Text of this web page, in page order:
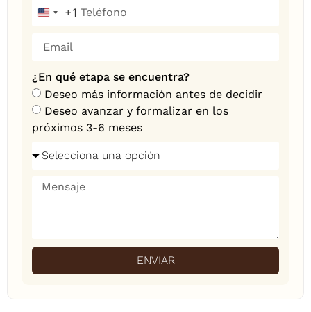
United States +1
+1
¿En qué etapa se encuentra?
Deseo más información antes de decidir
Deseo avanzar y formalizar en los
próximos 3-6 meses
ENVIAR